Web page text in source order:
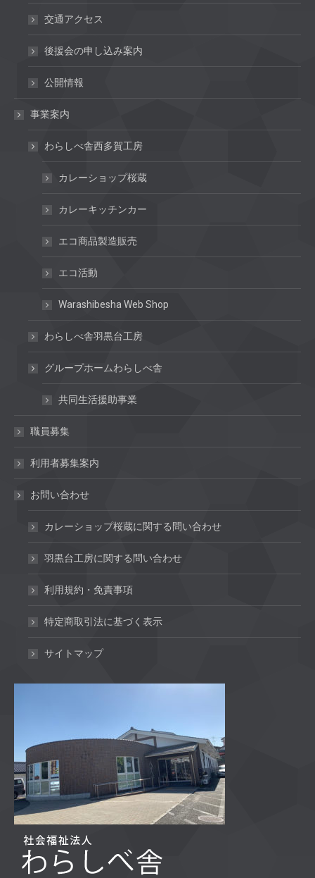
交通アクセス
後援会の申し込み案内
公開情報
事業案内
わらしべ舎西多賀工房
カレーショップ桜蔵
カレーキッチンカー
エコ商品製造販売
エコ活動
Warashibesha Web Shop
わらしべ舎羽黒台工房
グループホームわらしべ舎
共同生活援助事業
職員募集
利用者募集案内
お問い合わせ
カレーショップ桜蔵に関する問い合わせ
羽黒台工房に関する問い合わせ
利用規約・免責事項
特定商取引法に基づく表示
サイトマップ